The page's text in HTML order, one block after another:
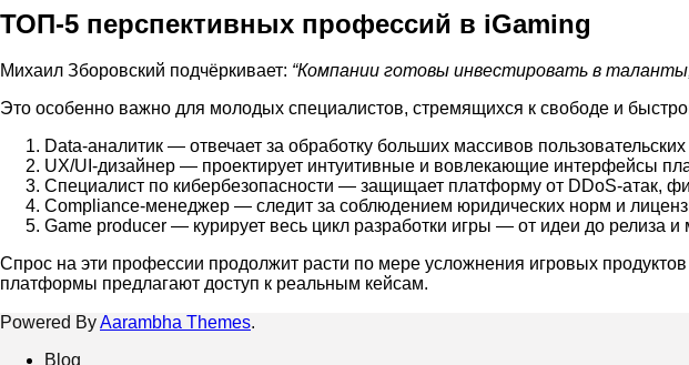
ТОП-5 перспективных профессий в iGaming
Михаил Зборовский подчёркивает: “Компании готовы инвестировать в
Это особенно важно для молодых специалистов, стремящихся к свободе и
Data-аналитик — отвечает за обработку больших массивов
UX/UI-дизайнер — проектирует интуитивные и вовлекающие интерфейсы
Специалист по кибербезопасности — защищает платформу от DDoS-атак,
Compliance-менеджер — следит за соблюдением юридических норм и
Game producer — курирует весь цикл разработки игры — от идеи до релиза и
Спрос на эти профессии продолжит расти по мере усложнения игровых
платформы предлагают доступ к реальным кейсам.
Powered ByAarambha Themes.
Blog